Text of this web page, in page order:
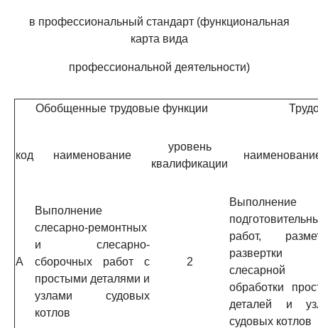
в профессиональный стандарт (функциональная
карта вида
профессиональной деятельности)
Обобщенные трудовые функции
код наименование
уровень
квалификации
A
Выполнение
слесарно-ремонтных
и слесарно-
сборочных работ с
простыми деталями и
узлами судовых
котлов
2
Выполнение
работ,
слесарной
обработки
деталей и
судовых котлов